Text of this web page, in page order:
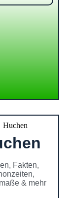
Fakten,
& mehr